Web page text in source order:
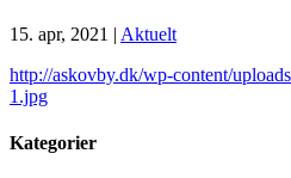
15. apr, 2021 | Aktuelt
http://askovby.dk/wp-content/
1.jpg
Kategorier